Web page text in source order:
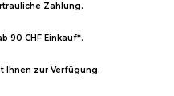
Zahlung.
90 CHF Einkauf*.
Ihnen zur Verfügung.